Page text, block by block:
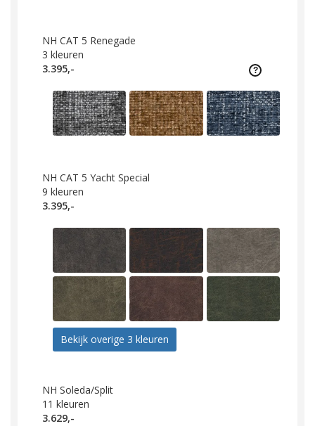
NH CAT 5 Renegade
3 kleuren
3.395,-
NH CAT 5 Yacht Special
9 kleuren
3.395,-
Bekijk overige 3 kleuren
NH Soleda/Split
11 kleuren
3.629,-